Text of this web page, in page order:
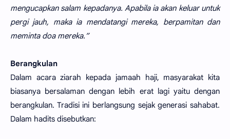
mengucapkan salam kepadanya. Apabila ia akan keluar untuk
pergi jauh, maka ia mendatangi mereka, berpamitan dan
meminta doa mereka.”
Berangkulan
Dalam acara ziarah kepada jamaah haji, masyarakat kita
biasanya bersalaman dengan lebih erat lagi yaitu dengan
berangkulan. Tradisi ini berlangsung sejak generasi sahabat.
Dalam hadits disebutkan: